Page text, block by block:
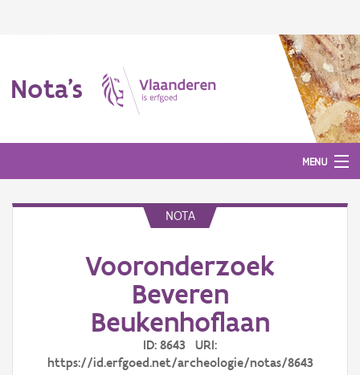
Nota's
MENU
NOTA
Vooronderzoek
Beveren
Beukenhoflaan
ID: 8643 URI:
https://id.erfgoed.net/archeologie/notas/8643